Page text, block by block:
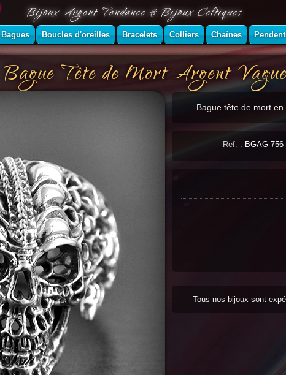
Bague Tête de Mort Argent
Bague tête de mort
Ref. : BGAG-756
Tous nos bijoux sont
Bijoux Argent Tendance & Bijoux Celtiques
Bagues Boucles d'oreilles Bracelets Colliers Chaînes